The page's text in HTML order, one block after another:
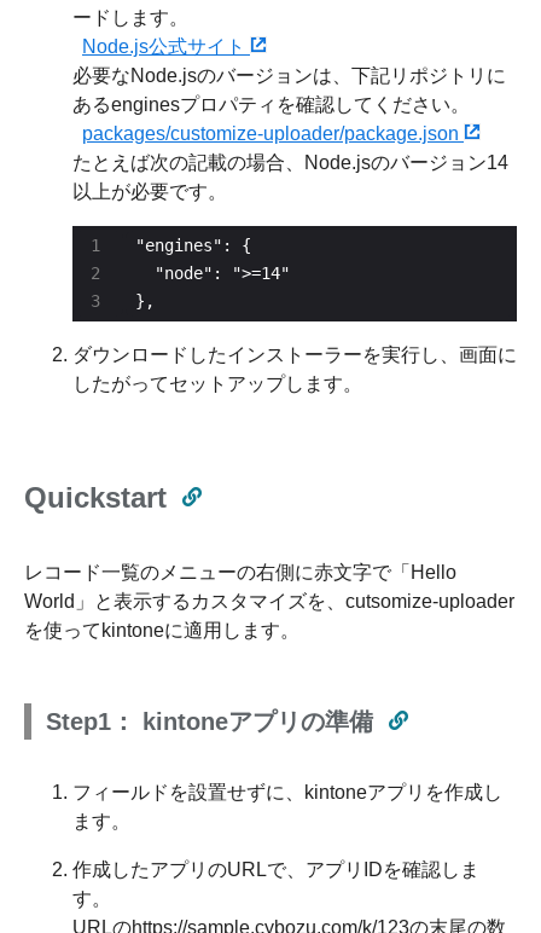
ードします。
Node.js公式サイト
必要なNode.jsのバージョンは、下記リポジトリに
あるenginesプロパティを確認してください。
packages/customize-uploader/package.json
たとえば次の記載の場合、Node.jsのバージョン14
以上が必要です。
3
},
ダウンロードしたインストーラーを実行し、画面に
したがってセットアップします。
Quickstart
レコード一覧のメニューの右側に赤文字で「Hello
World」と表示するカスタマイズを、cutsomize-uploader
を使ってkintoneに適用します。
Step1： kintoneアプリの準備
フィールドを設置せずに、kintoneアプリを作成し
ます。
作成したアプリのURLで、アプリIDを確認しま
す。
URLのhttps://sample.cybozu.com/k/123の末尾の数